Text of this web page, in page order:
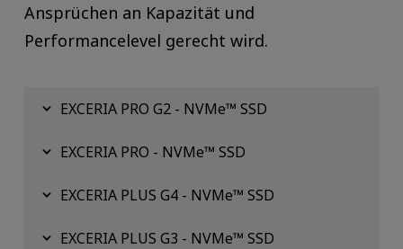
Ansprüchen an Kapazität und
Performancelevel gerecht wird.
EXCERIA PRO G2 - NVMe™ SSD
EXCERIA PRO - NVMe™ SSD
EXCERIA PLUS G4 - NVMe™ SSD
EXCERIA PLUS G3 - NVMe™ SSD